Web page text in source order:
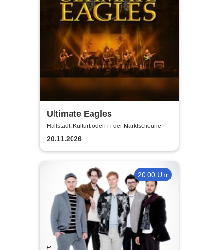
Ultimate Eagles
Hallstadt, Kulturboden in der Marktscheune
20.11.2026
20:00 Uhr